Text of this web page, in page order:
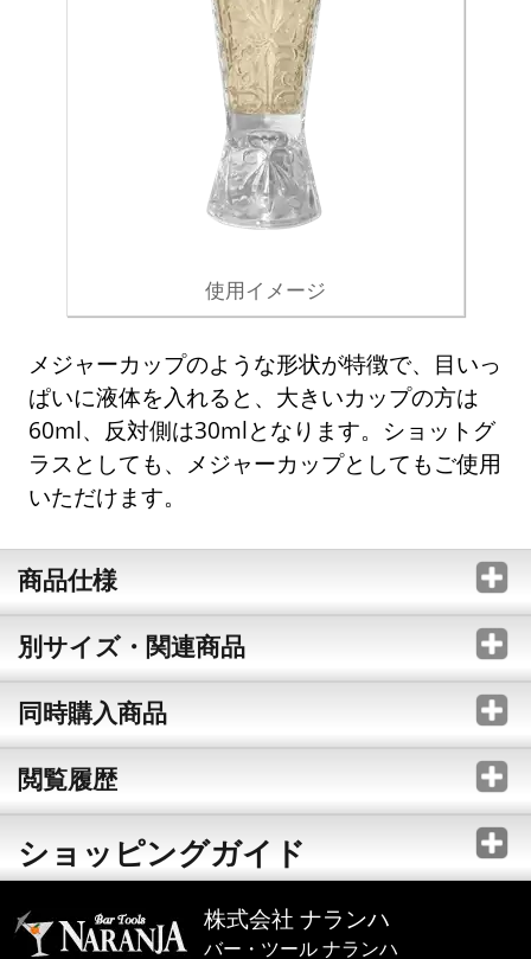
使用イメージ
メジャーカップのような形状が特徴で、目いっ
ぱいに液体を入れると、大きいカップの方は
60ml、反対側は30mlとなります。ショットグ
ラスとしても、メジャーカップとしてもご使用
いただけます。
商品仕様
別サイズ・関連商品
同時購入商品
閲覧履歴
ショッピングガイド
株式会社 ナランハ
バー・ツール ナランハ